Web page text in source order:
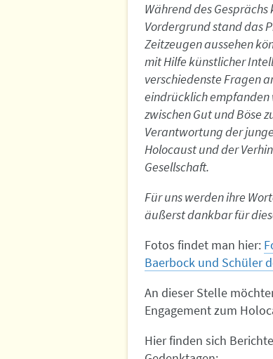
Während des
Vordergrund stand das
Zeitzeugen aussehen
mit Hilfe künstlicher
verschiedenste Fragen
eindrücklich empfanden
zwischen Gut und Böse
Verantwortung der
Holocaust und der
Gesellschaft.
Für uns werden ihre
äußerst dankbar für
Fotos findet man hier:
Baerbock und Schüler
An dieser Stelle
Engagement zum
Hier finden sich